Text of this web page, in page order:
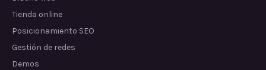
Tienda online
Posicionamiento SEO
Gestión de redes
Demos